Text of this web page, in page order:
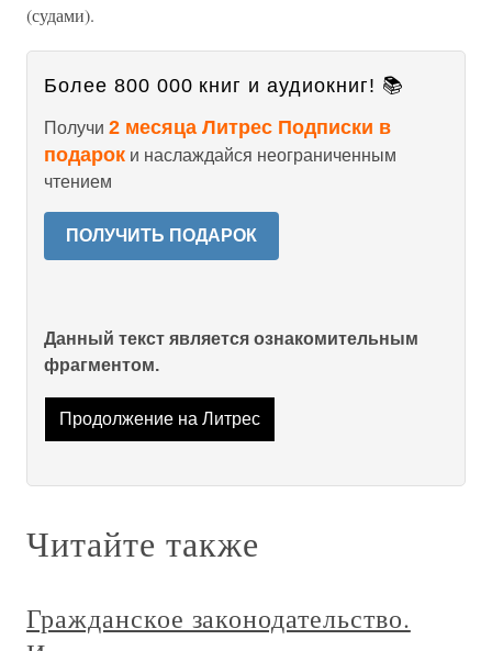
(судами).
Более 800 000 книг и аудиокниг! 📚
Получи 2 месяца Литрес Подписки в
подарок и наслаждайся неограниченным
чтением
ПОЛУЧИТЬ ПОДАРОК
Данный текст является ознакомительным
фрагментом.
Продолжение на Литрес
Читайте также
Гражданское законодательство.